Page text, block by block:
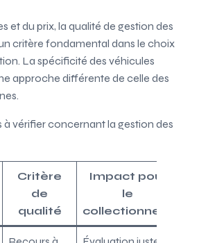
et du prix, la qualité de gestion des
critère fondamental dans le choix
La spécificité des véhicules
approche différente de celle des
à vérifier concernant la gestion des
Critère
de
qualité
Impact pour
le
collectionneur